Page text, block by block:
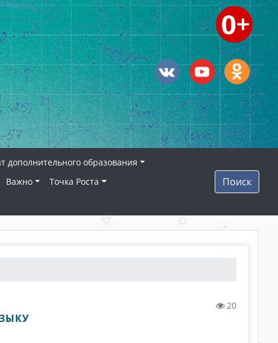
дополнительного образования
Важно
Точка Роста
Поиск
20